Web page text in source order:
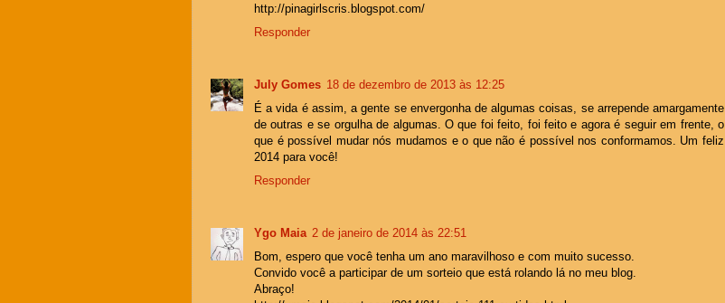
http://pinagirlscris.blogspot.com/
Responder
July Gomes 18 de dezembro de 2013 às 12:25
É a vida é assim, a gente se envergonha de algumas coisas, se arrepende amargamente
de outras e se orgulha de algumas. O que foi feito, foi feito e agora é seguir em frente, o
que é possível mudar nós mudamos e o que não é possível nos conformamos. Um feliz
2014 para você!
Responder
Ygo Maia 2 de janeiro de 2014 às 22:51
Bom, espero que você tenha um ano maravilhoso e com muito sucesso.
Convido você a participar de um sorteio que está rolando lá no meu blog.
Abraço!